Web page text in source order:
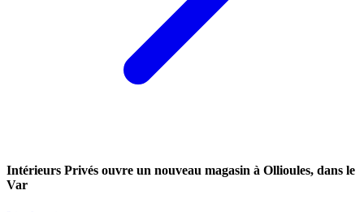
Intérieurs Privés ouvre un nouveau magasin à Ollioules, dans le
Var